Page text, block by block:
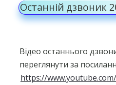
Останній дзвоник
Відео останнього
переглянути за
https://